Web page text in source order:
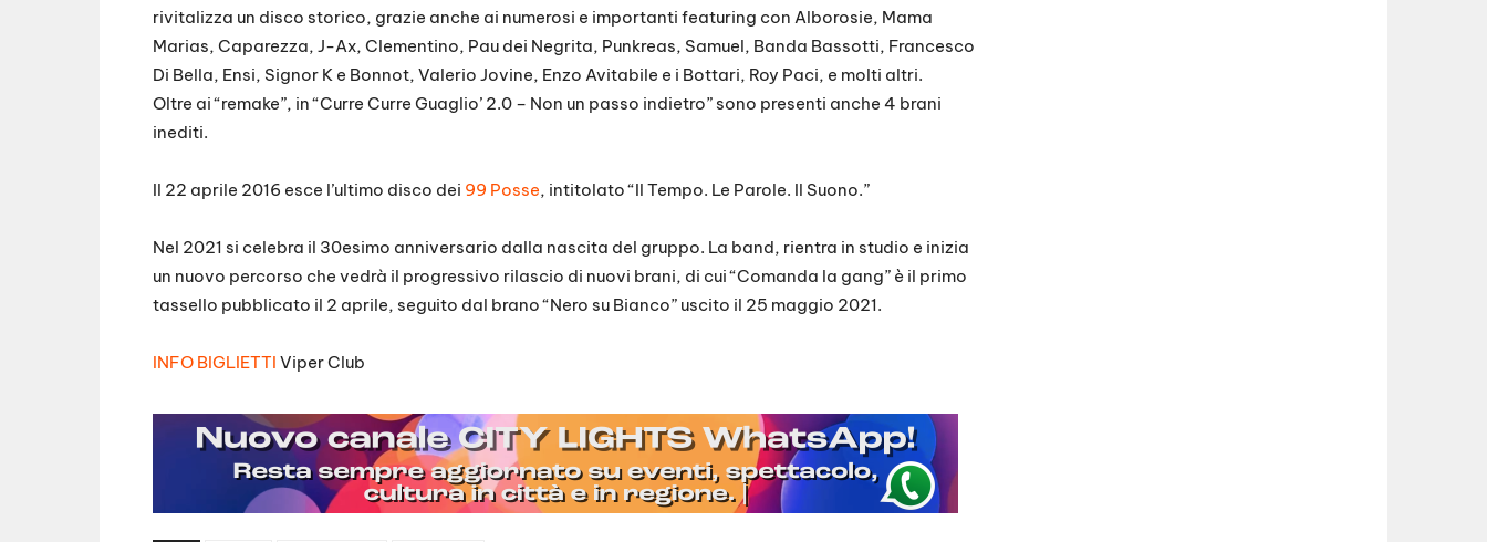
r
e
i
l
m
e
rivitalizza un disco storico, grazie anche ai numerosi e importanti featuring con Alborosie, Mama
Marias, Caparezza, J-Ax, Clementino, Pau dei Negrita, Punkreas, Samuel, Banda Bassotti, Francesco
Di Bella, Ensi, Signor K e Bonnot, Valerio Jovine, Enzo Avitabile e i Bottari, Roy Paci, e molti altri.
Oltre ai “remake”, in “Curre Curre Guaglio’ 2.0 – Non un passo indietro” sono presenti anche 4 brani
inediti.
Il 22 aprile 2016 esce l’ultimo disco dei 99 Posse, intitolato “Il Tempo. Le Parole. Il Suono.”
Nel 2021 si celebra il 30esimo anniversario dalla nascita del gruppo. La band, rientra in studio e inizia
un nuovo percorso che vedrà il progressivo rilascio di nuovi brani, di cui “Comanda la gang” è il primo
tassello pubblicato il 2 aprile, seguito dal brano “Nero su Bianco” uscito il 25 maggio 2021.
INFO BIGLIETTI Viper Club